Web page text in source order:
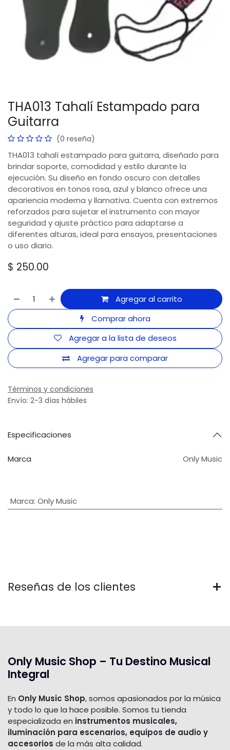
THA013 Tahalí Estampado para
Guitarra
(0 reseña)
THA013 tahalí estampado para guitarra, diseñado para
brindar soporte, comodidad y estilo durante la
ejecución. Su diseño en fondo oscuro con detalles
decorativos en tonos rosa, azul y blanco ofrece una
apariencia moderna y llamativa. Cuenta con extremos
reforzados para sujetar el instrumento con mayor
seguridad y ajuste práctico para adaptarse a
diferentes alturas, ideal para ensayos, presentaciones
o uso diario.
$ 250.00
Agregar al carrito
Comprar ahora
Agregar para comparar
Agregar a la lista de deseos
Términos y condiciones
Envío: 2-3 días hábiles
Especificaciones
Marca Only Music
Marca: Only Music
Reseñas de los clientes
Only Music Shop – Tu Destino Musical
Integral
En Only Music Shop, somos apasionados por la música
y todo lo que la hace posible. Somos tu tienda
especializada en instrumentos musicales,
iluminación para escenarios, equipos de audio y
accesorios de la más alta calidad.